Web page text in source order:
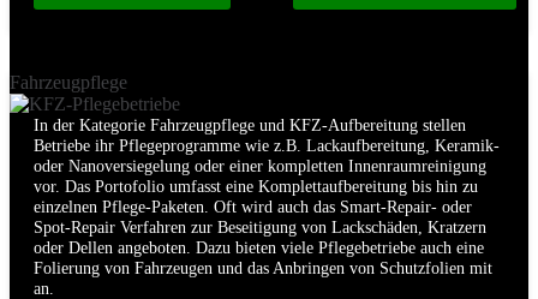
Fahrzeugpflege
In der Kategorie Fahrzeugpflege und KFZ-Aufbereitung stellen
Betriebe ihr Pflegeprogramme wie z.B. Lackaufbereitung, Keramik-
oder Nanoversiegelung oder einer kompletten Innenraumreinigung
vor. Das Portofolio umfasst eine Komplettaufbereitung bis hin zu
einzelnen Pflege-Paketen. Oft wird auch das Smart-Repair- oder
Spot-Repair Verfahren zur Beseitigung von Lackschäden, Kratzern
oder Dellen angeboten. Dazu bieten viele Pflegebetriebe auch eine
Folierung von Fahrzeugen und das Anbringen von Schutzfolien mit
an.